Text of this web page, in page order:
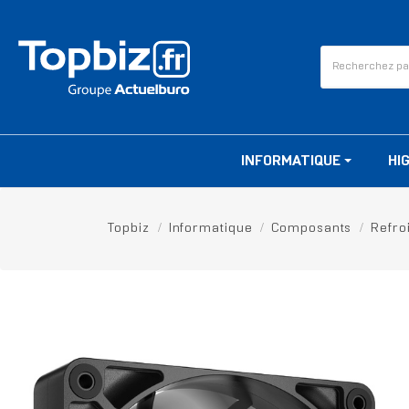
INFORMATIQUE
Topbiz Informatique Composants